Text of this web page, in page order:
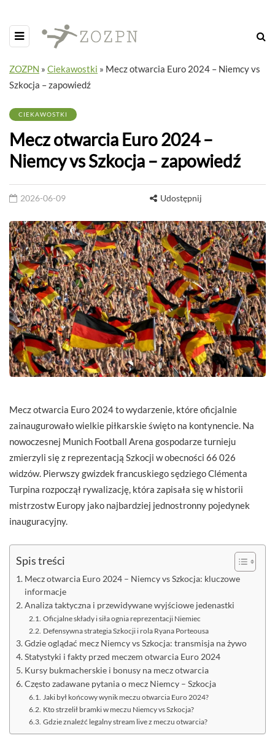
ZOZPN » Ciekawostki » Mecz otwarcia Euro 2024 – Niemcy vs
Szkocja – zapowiedź
CIEKAWOSTKI
Mecz otwarcia Euro 2024 –
Niemcy vs Szkocja – zapowiedź
2026-06-09 Udostępnij
Mecz otwarcia Euro 2024 to wydarzenie, które oficjalnie
zainaugurowało wielkie piłkarskie święto na kontynencie. Na
nowoczesnej Munich Football Arena gospodarze turnieju
zmierzyli się z reprezentacją Szkocji w obecności 66 026
widzów. Pierwszy gwizdek francuskiego sędziego Clémenta
Turpina rozpoczął rywalizację, która zapisała się w historii
mistrzostw Europy jako najbardziej jednostronny pojedynek
inauguracyjny.
Spis treści
Mecz otwarcia Euro 2024 – Niemcy vs Szkocja: kluczowe
informacje
Analiza taktyczna i przewidywane wyjściowe jedenastki
Oficjalne składy i siła ognia reprezentacji Niemiec
Defensywna strategia Szkocji i rola Ryana Porteousa
Gdzie oglądać mecz Niemcy vs Szkocja: transmisja na żywo
Statystyki i fakty przed meczem otwarcia Euro 2024
Kursy bukmacherskie i bonusy na mecz otwarcia
Często zadawane pytania o mecz Niemcy – Szkocja
Jaki był końcowy wynik meczu otwarcia Euro 2024?
Kto strzelił bramki w meczu Niemcy vs Szkocja?
Gdzie znaleźć legalny stream live z meczu otwarcia?